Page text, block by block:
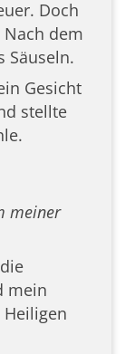
Doch
dem
Säuseln.
Gesicht
stellte
meiner
mein